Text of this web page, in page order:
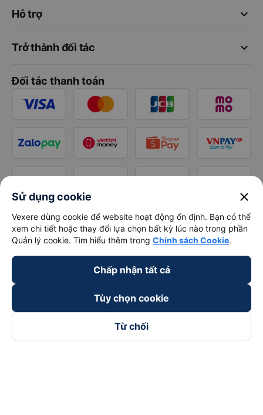
keyboard_arrow_down
Hỗ trợ
keyboard_arrow_down
Trở thành đối tác
Đối tác thanh toán
Sử dụng cookie close
Vexere dùng cookie để website hoạt động ổn định. Bạn có thể
xem chi tiết hoặc thay đổi lựa chọn bất kỳ lúc nào trong phần
Quản lý cookie. Tìm hiểu thêm trong Chính sách Cookie.
Chấp nhận tất cả
Tùy chọn cookie
Từ chối